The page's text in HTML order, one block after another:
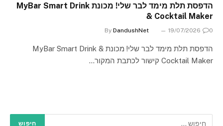
הדפסת תלת מימד לבר שלי! מכונת MyBar Smart Drink
& Cocktail Maker
By DandushNet 19/07/2026 0
הדפסת תלת מימד לבר שלי! מכונת MyBar Smart Drink &
Cocktail Maker קישור לכתבת המקור…